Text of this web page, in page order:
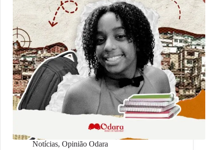
Notícias, Opinião Odara